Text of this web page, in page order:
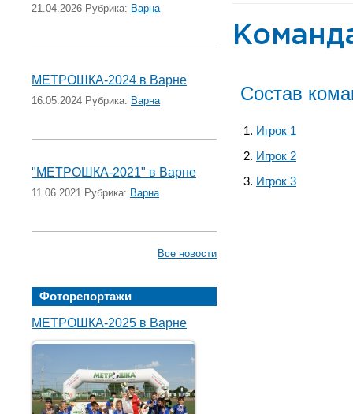
21.04.2026 Рубрика: Варна
МЕТРОШКА-2024 в Варне
16.05.2024 Рубрика: Варна
"МЕТРОШКА-2021" в Варне
11.06.2021 Рубрика: Варна
Все новости
Фоторепортажи
МЕТРОШКА-2025 в Варне
Состав
Игрок 1
Игрок 2
Игрок 3